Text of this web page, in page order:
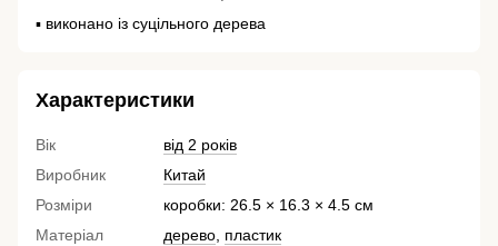
▪️ виконано із суцільного дерева
Характеристики
Вік
від 2 років
Виробник
Китай
Розміри
коробки: 26.5 × 16.3 × 4.5 см
Матеріал
дерево пластик